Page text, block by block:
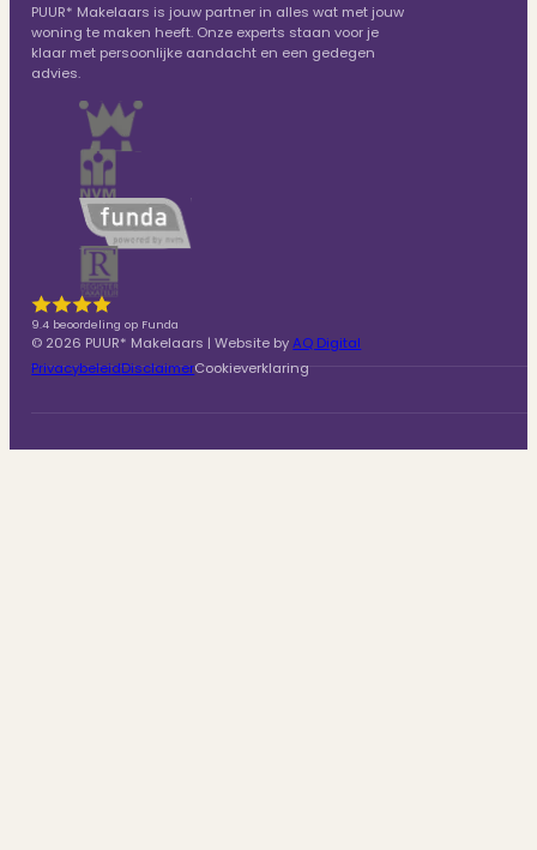
PUUR* Makelaars is jouw partner in alles wat met jouw
woning te maken heeft. Onze experts staan voor je
klaar met persoonlijke aandacht en een gedegen
advies.
9.4 beoordeling op Funda
© 2026 PUUR* Makelaars | Website byAQ Digital
PrivacybeleidDisclaimerCookieverklaring